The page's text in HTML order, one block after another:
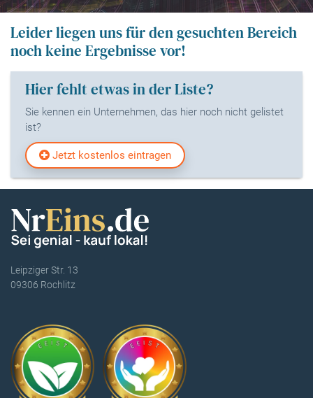
Leider liegen uns für den gesuchten Bereich
noch keine Ergebnisse vor!
Hier fehlt etwas in der Liste?
Sie kennen ein Unternehmen, das hier noch nicht gelistet
ist?
Jetzt kostenlos eintragen
Leipziger Str. 13
09306 Rochlitz